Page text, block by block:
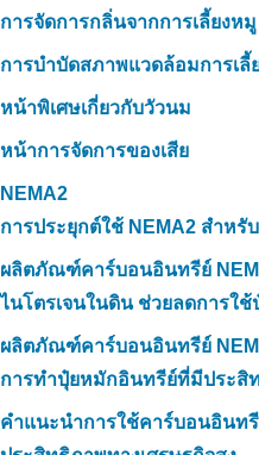
การจัดการกลิ่นจากการเลี้ยงหมู
การบำบัดสภาพแวดล้อมการเลี้
หน้าพิเศษเกี่ยวกับวัวนม
หน้าการจัดการของเสีย
NEMA2
การประยุกต์ใช้ NEMA2 สำห
ผลิตภัณฑ์คาร์บอนอินทรีย์
ไนโตรเจนในดิน ช่วยลดการใ
ผลิตภัณฑ์คาร์บอนอินทรีย์
การทำปุ๋ยหมักอินทรีย์ที่มีประสิ
คำแนะนำการใช้คาร์บอนอินท